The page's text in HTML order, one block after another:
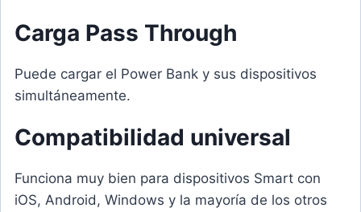
Carga Pass Through
Puede cargar el Power Bank y sus dispositivos
simultáneamente.
Compatibilidad universal
Funciona muy bien para dispositivos Smart con
iOS, Android, Windows y la mayoría de los otros